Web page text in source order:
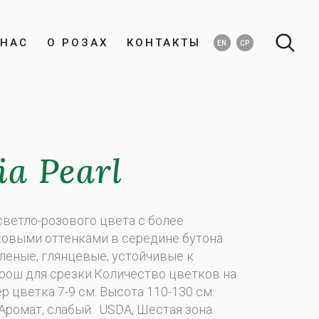
О РОЗАХ КОНТАКТЫ EN СР
Pearl
розового цвета с более
оттенками в середине бутона.
глянцевые, устойчивые к
для срезки.Количество цветков на
цветка 7-9 см. Высота 110-130 см.
слабый. USDA, Шестая зона.